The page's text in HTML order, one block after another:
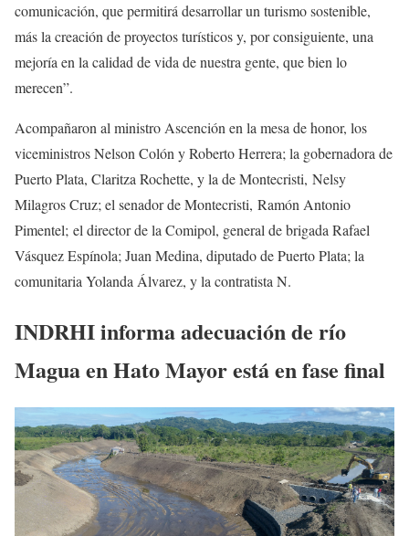
comunicación, que permitirá desarrollar un turismo sostenible,
más la creación de proyectos turísticos y, por consiguiente, una
mejoría en la calidad de vida de nuestra gente, que bien lo
merecen”.
Acompañaron al ministro Ascención en la mesa de honor, los
viceministros Nelson Colón y Roberto Herrera; la gobernadora de
Puerto Plata, Claritza Rochette, y la de Montecristi, Nelsy
Milagros Cruz; el senador de Montecristi, Ramón Antonio
Pimentel; el director de la Comipol, general de brigada Rafael
Vásquez Espínola; Juan Medina, diputado de Puerto Plata; la
comunitaria Yolanda Álvarez, y la contratista N.
INDRHI informa adecuación de río
Magua en Hato Mayor está en fase final